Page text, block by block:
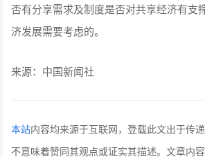
否有分享需求及制度是否对共享经济有支
济发展需要考虑的。
来源：中国新闻社
本站内容均来源于互联网，登载此文出于传
不意味着赞同其观点或证实其描述。文章内